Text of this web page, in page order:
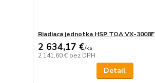
Riadiaca jednotka HSP TOA VX-3008F
2 634,17 €/ks
2 141,60 € bez DPH
Detail